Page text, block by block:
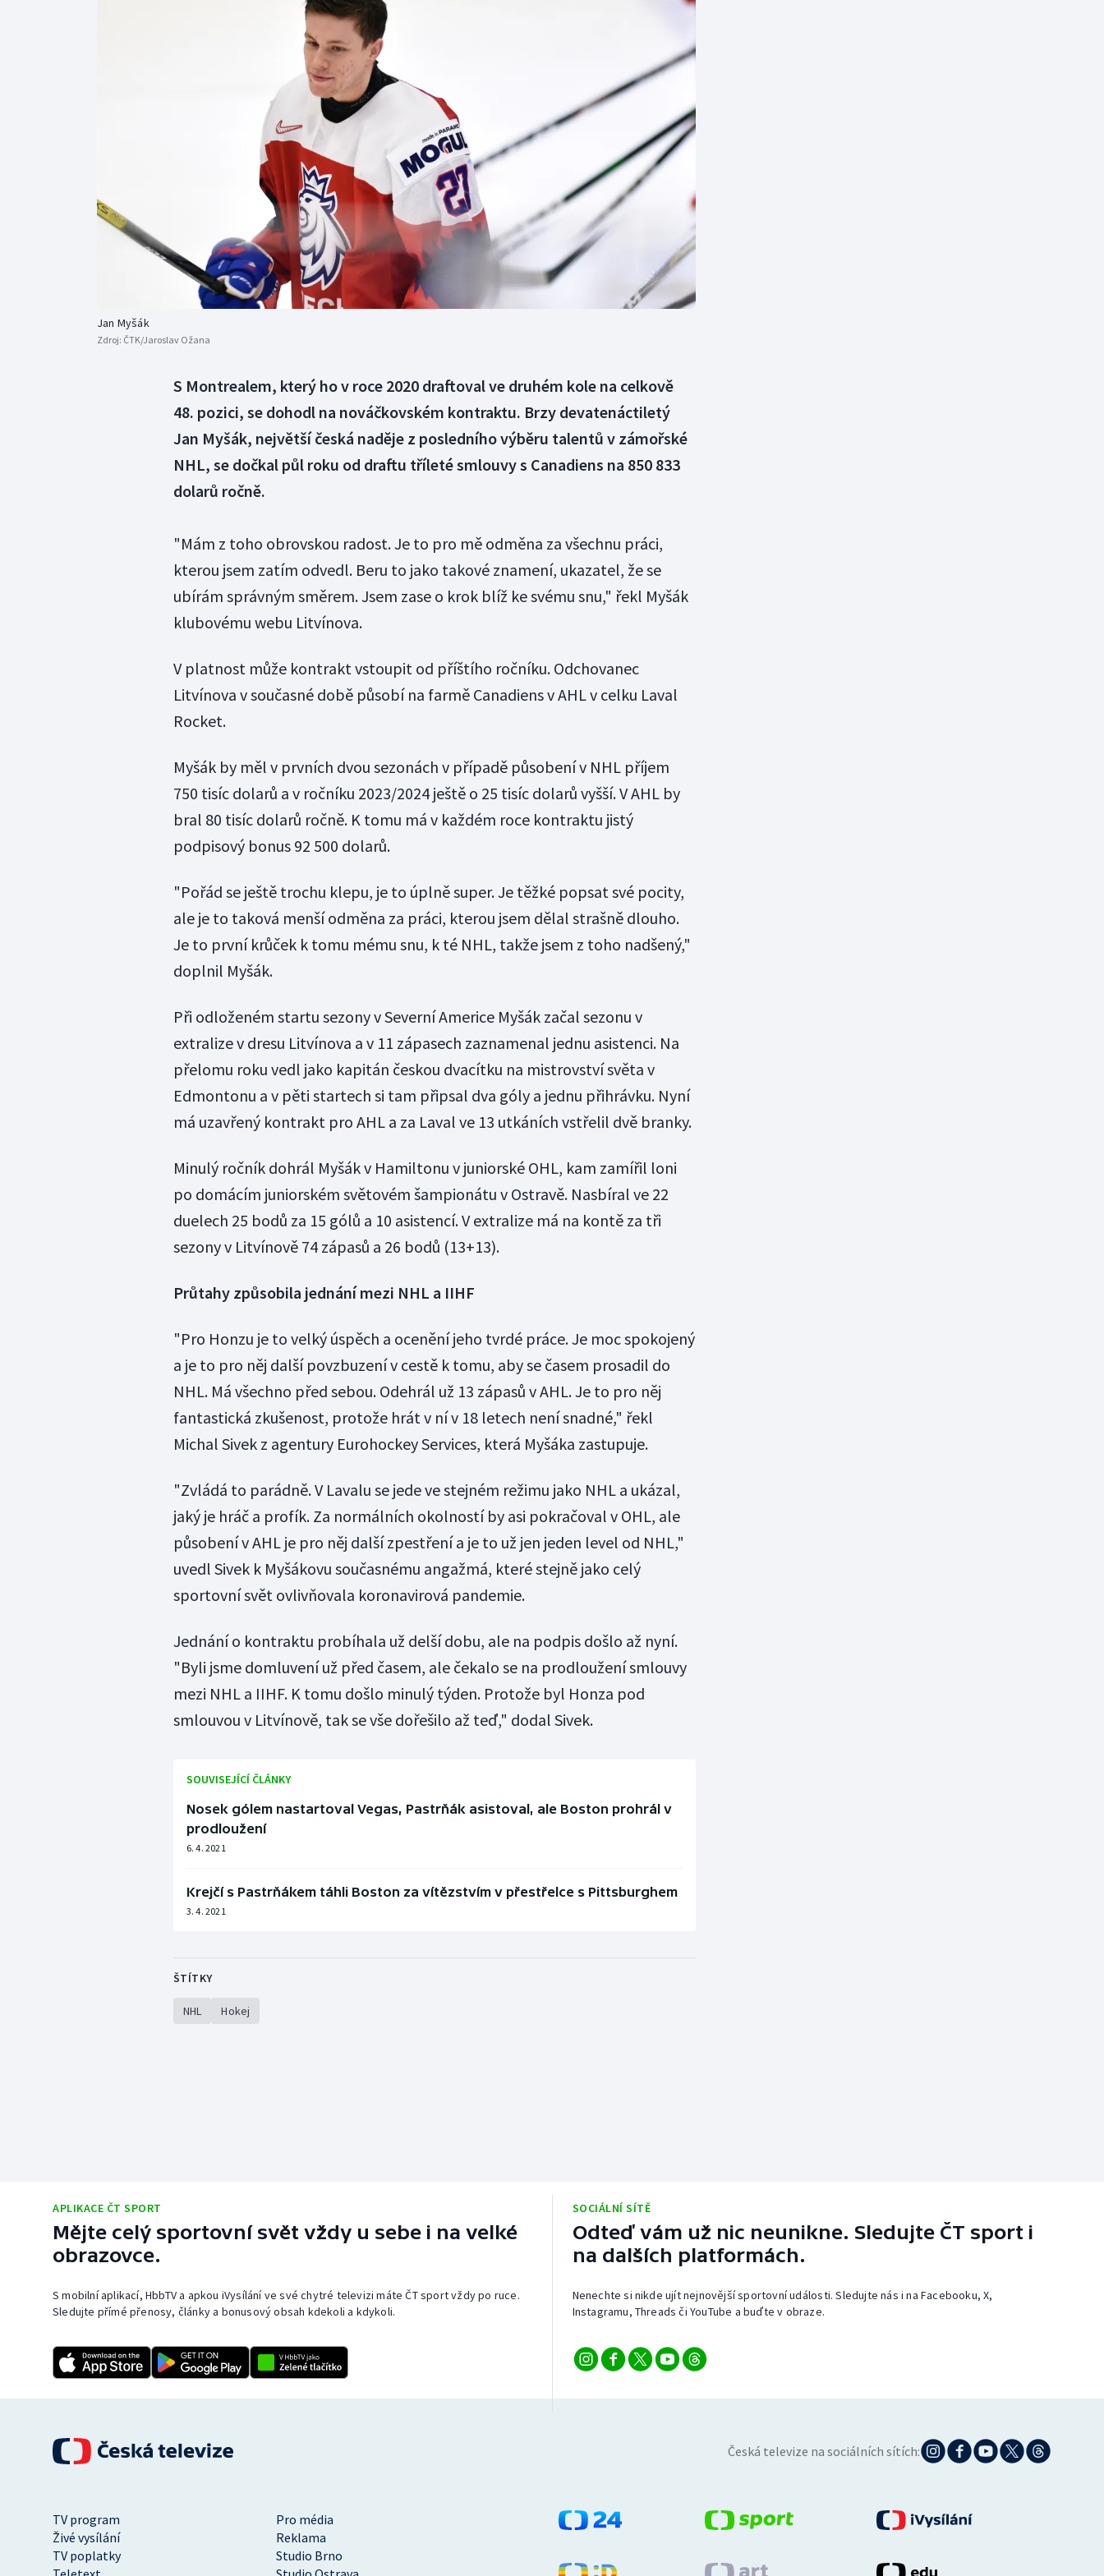
Dostihy
Florbal
Futsal
Golf
Gymnastika
Parasport
Plavání
Plážový volejbal
Vodní slalom
Ostatní
Jan Myšák
Zdroj: ČTK/Jaroslav Ožana
S Montrealem, který ho v roce 2020 draftoval ve druhém kole na celkově
48. pozici, se dohodl na nováčkovském kontraktu. Brzy devatenáctiletý
Jan Myšák, největší česká naděje z posledního výběru talentů v zámořské
NHL, se dočkal půl roku od draftu tříleté smlouvy s Canadiens na 850 833
dolarů ročně.
"Mám z toho obrovskou radost. Je to pro mě odměna za všechnu práci,
kterou jsem zatím odvedl. Beru to jako takové znamení, ukazatel, že se
ubírám správným směrem. Jsem zase o krok blíž ke svému snu," řekl Myšák
klubovému webu Litvínova.
V platnost může kontrakt vstoupit od příštího ročníku. Odchovanec
Litvínova v současné době působí na farmě Canadiens v AHL v celku Laval
Rocket.
Myšák by měl v prvních dvou sezonách v případě působení v NHL příjem
750 tisíc dolarů a v ročníku 2023/2024 ještě o 25 tisíc dolarů vyšší. V AHL by
bral 80 tisíc dolarů ročně. K tomu má v každém roce kontraktu jistý
podpisový bonus 92 500 dolarů.
"Pořád se ještě trochu klepu, je to úplně super. Je těžké popsat své pocity,
ale je to taková menší odměna za práci, kterou jsem dělal strašně dlouho.
Je to první krůček k tomu mému snu, k té NHL, takže jsem z toho nadšený,"
doplnil Myšák.
Při odloženém startu sezony v Severní Americe Myšák začal sezonu v
extralize v dresu Litvínova a v 11 zápasech zaznamenal jednu asistenci. Na
přelomu roku vedl jako kapitán českou dvacítku na mistrovství světa v
Edmontonu a v pěti startech si tam připsal dva góly a jednu přihrávku. Nyní
má uzavřený kontrakt pro AHL a za Laval ve 13 utkáních vstřelil dvě branky.
Minulý ročník dohrál Myšák v Hamiltonu v juniorské OHL, kam zamířil loni
po domácím juniorském světovém šampionátu v Ostravě. Nasbíral ve 22
duelech 25 bodů za 15 gólů a 10 asistencí. V extralize má na kontě za tři
sezony v Litvínově 74 zápasů a 26 bodů (13+13).
Průtahy způsobila jednání mezi NHL a IIHF
"Pro Honzu je to velký úspěch a ocenění jeho tvrdé práce. Je moc spokojený
a je to pro něj další povzbuzení v cestě k tomu, aby se časem prosadil do
NHL. Má všechno před sebou. Odehrál už 13 zápasů v AHL. Je to pro něj
fantastická zkušenost, protože hrát v ní v 18 letech není snadné," řekl
Michal Sivek z agentury Eurohockey Services, která Myšáka zastupuje.
"Zvládá to parádně. V Lavalu se jede ve stejném režimu jako NHL a ukázal,
jaký je hráč a profík. Za normálních okolností by asi pokračoval v OHL, ale
působení v AHL je pro něj další zpestření a je to už jen jeden level od NHL,"
uvedl Sivek k Myšákovu současnému angažmá, které stejně jako celý
sportovní svět ovlivňovala koronavirová pandemie.
Jednání o kontraktu probíhala už delší dobu, ale na podpis došlo až nyní.
"Byli jsme domluvení už před časem, ale čekalo se na prodloužení smlouvy
mezi NHL a IIHF. K tomu došlo minulý týden. Protože byl Honza pod
smlouvou v Litvínově, tak se vše dořešilo až teď," dodal Sivek.
SOUVISEJÍCÍ ČLÁNKY
Nosek gólem nastartoval Vegas, Pastrňák asistoval, ale Boston prohrál v
prodloužení
6. 4. 2021
Krejčí s Pastrňákem táhli Boston za vítězstvím v přestřelce s Pittsburghem
3. 4. 2021
ŠTÍTKY
NHL Hokej
APLIKACE ČT SPORT
Mějte celý sportovní svět vždy u sebe i na velké
obrazovce.
S mobilní aplikací, HbbTV a apkou iVysílání ve své chytré televizi máte ČT sport vždy po ruce.
Sledujte přímé přenosy, články a bonusový obsah kdekoli a kdykoli.
SOCIÁLNÍ SÍTĚ
Odteď vám už nic neunikne. Sledujte ČT sport i
na dalších platformách.
Nenechte si nikde ujít nejnovější sportovní události. Sledujte nás i na Facebooku, X,
Instagramu, Threads či YouTube a buďte v obraze.
Česká televize na sociálních sítích:
TV program
Pro média
Živé vysílání
Reklama
TV poplatky
Studio Brno